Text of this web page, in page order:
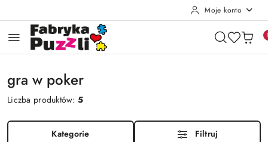
Moje konto
gra w poker
Liczba produktów:5
Kategorie Filtruj